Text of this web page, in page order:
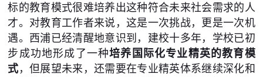
标的教育模式很难培养出这种符合未来社会需求的人
才。对教育工作者来说，这是一次挑战，更是一次机
遇。西浦已经清醒地意识到，建校十多年，学校已初
步成功地形成了一种培养国际化专业精英的教育模
式，但展望未来，还需要在专业精英体系继续深化和